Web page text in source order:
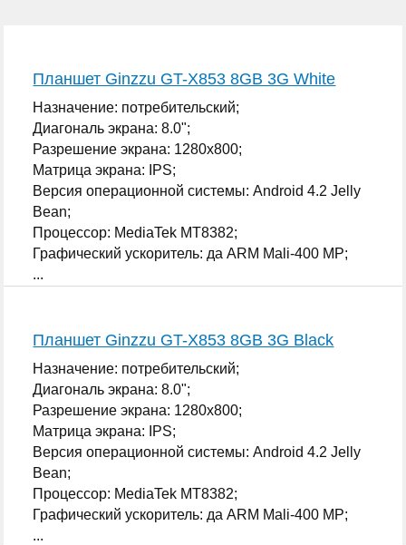
Планшет Ginzzu GT-X853 8GB 3G White
Назначение: потребительский;
Диагональ экрана: 8.0";
Разрешение экрана: 1280x800;
Матрица экрана: IPS;
Версия операционной системы: Android 4.2 Jelly
Bean;
Процессор: MediaTek MT8382;
Графический ускоритель: да ARM Mali-400 MP;
...
Планшет Ginzzu GT-X853 8GB 3G Black
Назначение: потребительский;
Диагональ экрана: 8.0";
Разрешение экрана: 1280x800;
Матрица экрана: IPS;
Версия операционной системы: Android 4.2 Jelly
Bean;
Процессор: MediaTek MT8382;
Графический ускоритель: да ARM Mali-400 MP;
...